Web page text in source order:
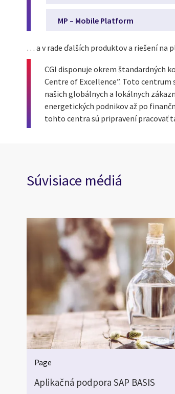
MP – Mobile Platform
… a v rade ďalších produktov a riešení na
CGI disponuje okrem štandardných
Centre of Excellence”. Toto centrum
našich globálnych a lokálnych
energetických podnikov až po
tohto centra sú pripravení pracovať
Súvisiace médiá
Page
Aplikačná podpora SAP BASIS